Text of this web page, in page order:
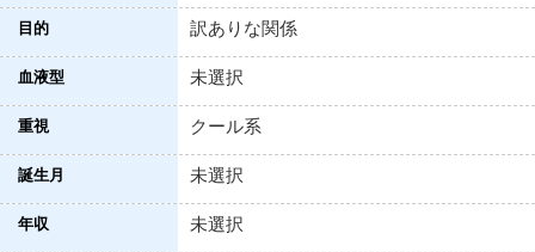
目的 訳ありな関係
血液型 未選択
重視 クール系
誕生月 未選択
年収 未選択